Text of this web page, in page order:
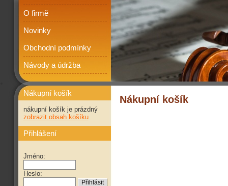
O firmě
Novinky
Obchodní podmínky
Návody a údržba
Nákupní košík
nákupní košík je prázdný
zobrazit obsah košíku
Přihlášení
Jméno:
Heslo:
Nákupní košík